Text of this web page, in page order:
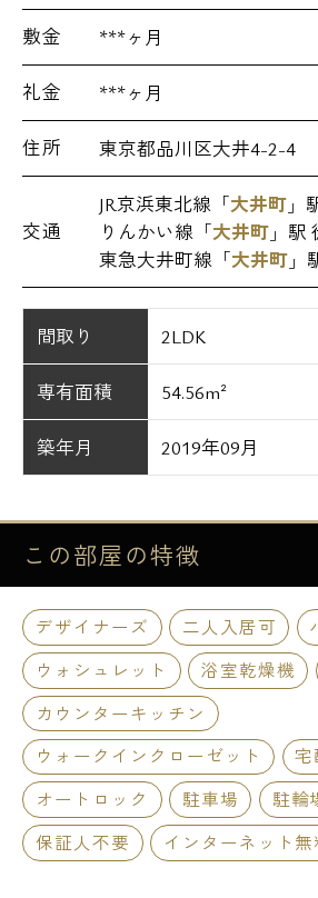
敷金 ***ヶ月
礼金 ***ヶ月
住所 東京都品川区大井4-2-4
交通
JR京浜東北線「大井町 」
りんかい線「大井町 」駅
東急大井町線「大井町 」
間取り 2LDK
専有面積 54.56m²
築年月 2019年09月
この部屋の特徴
デザイナーズ 二人入居可
ウォシュレット
浴室乾燥機
カウンターキッチン
ウォークインクローゼット
宅
オートロック
駐車場 駐輪
保証人不要
インターネット無